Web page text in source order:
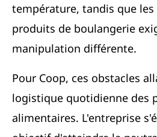
température, tandis que
produits de boulangerie
manipulation différente.
Pour Coop, ces obstacles
logistique quotidienne des
alimentaires. L'entreprise